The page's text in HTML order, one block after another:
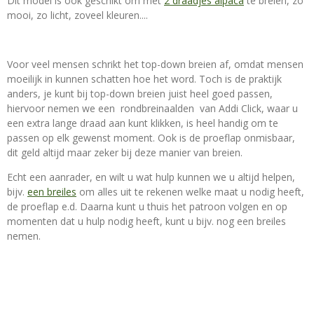
mooi, zo licht, zoveel kleuren....
Voor veel mensen schrikt het top-down breien af, omdat mensen
moeilijk in kunnen schatten hoe het word. Toch is de praktijk
anders, je kunt bij top-down breien juist heel goed passen,
hiervoor nemen we een rondbreinaalden van Addi Click, waar u
een extra lange draad aan kunt klikken, is heel handig om te
passen op elk gewenst moment. Ook is de proeflap onmisbaar,
dit geld altijd maar zeker bij deze manier van breien.
Echt een aanrader, en wilt u wat hulp kunnen we u altijd helpen,
bijv. een breiles om alles uit te rekenen welke maat u nodig heeft,
de proeflap e.d. Daarna kunt u thuis het patroon volgen en op
momenten dat u hulp nodig heeft, kunt u bijv. nog een breiles
nemen.